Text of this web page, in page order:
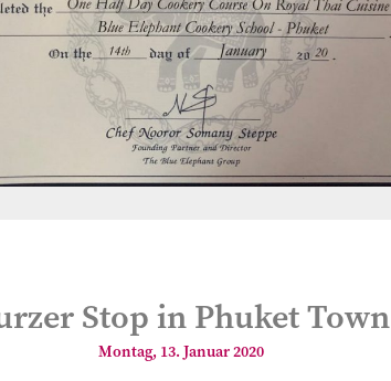
Stop in Phuket Town
Montag, 13. Januar 2020